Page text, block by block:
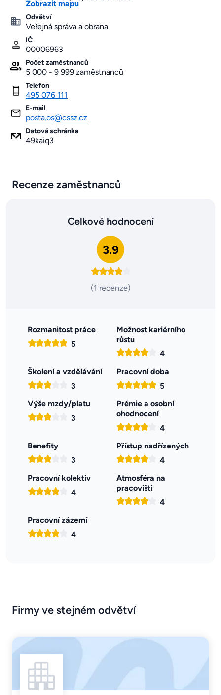
Zobrazit mapu
Odvětví
Veřejná správa a obrana
IČ
00006963
Počet zaměstnanců
5 000 - 9 999 zaměstnanců
Telefon
495 076 111
E-mail
posta.os@cssz.cz
Datová schránka
49kaiq3
Recenze zaměstnanců
Celkové hodnocení
3.9
(1 recenze)
Rozmanitost práce
5
Možnost kariérního
růstu
4
Školení a vzdělávání
3
Pracovní doba
5
Výše mzdy/platu
3
Prémie a osobní
ohodnocení
4
Benefity
3
Přístup nadřízených
4
Pracovní kolektiv
4
Atmosféra na
pracovišti
4
Pracovní zázemí
4
Firmy ve stejném odvětví